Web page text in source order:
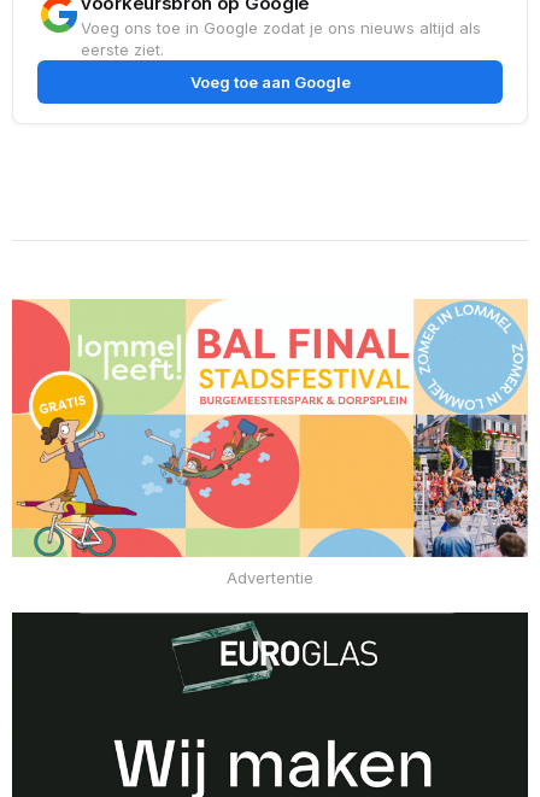
Voeg ons toe in Google zodat je ons nieuws altijd als
eerste ziet.
Voeg toe aan Google
Advertentie